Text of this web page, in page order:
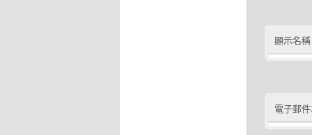
顯示名稱
電子郵